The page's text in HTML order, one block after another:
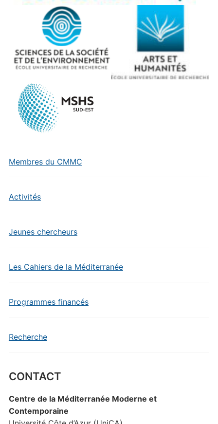
Membres du CMMC
Activités
Jeunes chercheurs
Les Cahiers de la Méditerranée
Programmes financés
Recherche
CONTACT
Centre de la Méditerranée Moderne et
Contemporaine